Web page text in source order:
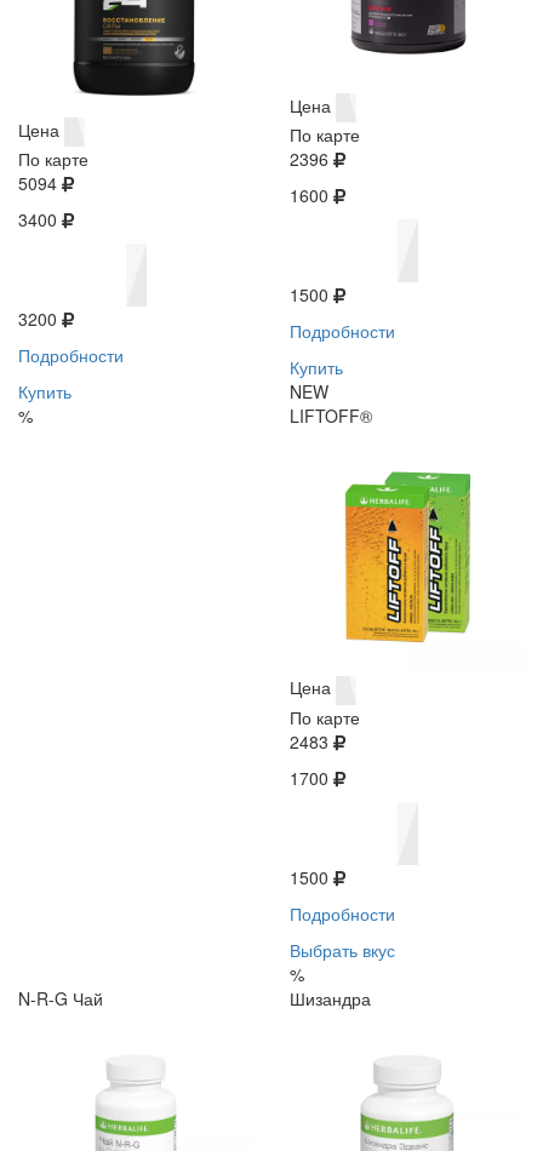
Цена
По карте
5094
3400
3200
Подробности
Купить
%
Цена
По карте
2396
1600
1500
Подробности
Купить
NEW
LIFTOFF®
Цена
По карте
2483
1700
1500
Подробности
Выбрать вкус
%
N-R-G Чай
Шизандра